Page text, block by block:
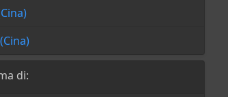
di: